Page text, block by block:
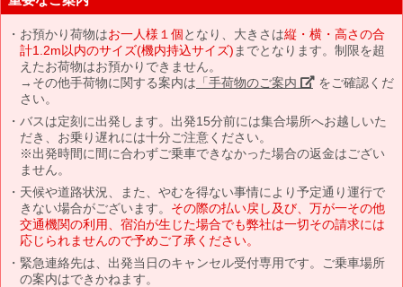
お預かり荷物はお一人様１個となり、大きさは縦・横・高さの合
計1.2m以内のサイズ(機内持込サイズ) までとなります。制限を超
えたお荷物はお預かりできません。
→その他手荷物に関する案内は 「手荷物のご案内」 をご確認くだ
さい。
バスは定刻に出発します。出発15分前には集合場所へお越しいた
だき、お乗り遅れには十分ご注意ください。
※出発時間に間に合わずご乗車できなかった場合の返金はござい
ません。
天候や道路状況、また、やむを得ない事情により予定通り運行で
きない場合がございます。 その際の払い戻し及び、万が一その他
交通機関の利用、宿泊が生じた場合でも弊社は一切その請求には
応じられませんので予めご了承ください。
緊急連絡先は、出発当日のキャンセル受付専用です。ご乗車場所
の案内はできかねます。